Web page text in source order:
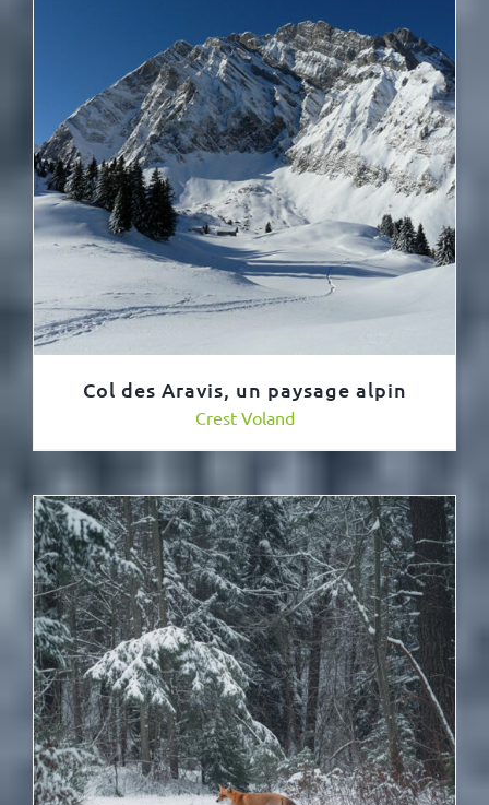
Col des Aravis, un paysage alpin
Crest Voland